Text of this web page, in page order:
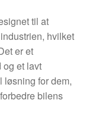
til at
hvilket
er et
et lavt
løsning for dem,
bilens